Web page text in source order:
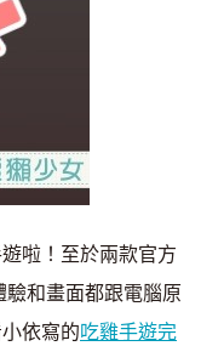
啦！至於兩款官方
和畫面都跟電腦原
依寫的吃雞手遊完